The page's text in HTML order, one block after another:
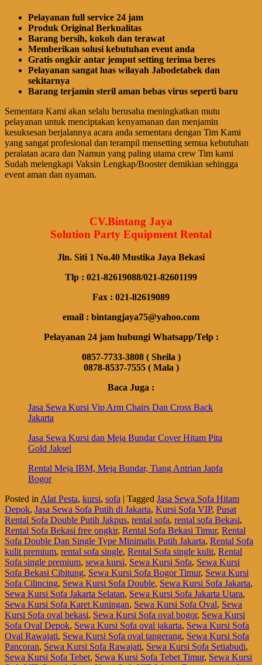
Pelayanan full service 24 jam
Produk Original Berkualitas
Barang bersih, kokoh dan terawat
Memberikan solusi kebutuhan event anda
Gratis ongkir antar jemput setting terima beres
Pelayanan sangat luas wilayah Jabodetabek dan
sekitarnya
Barang terjamin steril aman bebas virus seperti baru
Sementara Kami akan selalu berusaha meningkatkan mutu
pelayanan untuk menciptakan kenyamanan dan menjamin
kesuksesan berjalannya acara anda sementara dengan Tim Kami
yang sangat profesional dan terampil mensetting semua kebutuhan
peralatan acara dan Namun yang paling utama crew Tim kami
Sudah melengkapi Vaksin Lengkap/Booster demikian sehingga
event aman dan nyaman.
CV.Bintang Jaya
Solution Party Equipment Rental
Jln. Siti 1 No.40 Mustika Jaya Bekasi
Tlp : 021-82619088/021-82601199
Fax : 021-82619089
email : bintangjaya75@yahoo.com
Pelayanan 24 jam hubungi Whatsapp/Telp :
0857-7733-3808 ( Sheila )
0878-8537-7555 ( Mala )
Baca Juga :
Jasa Sewa Kursi Vip Arm Chairs Dan Cross Back
Jakarta
Jasa Sewa Kursi dan Meja Bundar Cover Hitam Pita
Gold Jaksel
Rental Meja IBM, Meja Bundar, Tiang Antrian Japfa
Bogor
Posted in Alat Pesta, kursi, sofa | Tagged Jasa Sewa Sofa Hitam
Depok, Jasa Sewa Sofa Putih di Jakarta, Kursi Sofa VIP, Pusat
Rental Sofa Double Putih Jakpus, rental sofa, rental sofa Bekasi,
Rental Sofa Bekasi free ongkir, Rental Sofa Bekasi Timur, Rental
Sofa Double Dan Single Type Minimalis Putih Jakarta, Rental Sofa
kulit premium, rental sofa single, Rental Sofa single kulit, Rental
Sofa single premium, sewa kursi, Sewa Kursi Sofa, Sewa Kursi
Sofa Bekasi Cibitung, Sewa Kursi Sofa Bogor Timur, Sewa Kursi
Sofa Cilincing, Sewa Kursi Sofa Double, Sewa Kursi Sofa Jakarta,
Sewa Kursi Sofa Jakarta Selatan, Sewa Kursi Sofa Jakarta Utara,
Sewa Kursi Sofa Karet Kuningan, Sewa Kursi Sofa Oval, Sewa
Kursi Sofa oval bekasi, Sewa Kursi Sofa oval bogor, Sewa Kursi
Sofa Oval Depok, Sewa Kursi Sofa oval jakarta, Sewa Kursi Sofa
Oval Rawajati, Sewa Kursi Sofa oval tangerang, Sewa Kursi Sofa
Pancoran, Sewa Kursi Sofa Rawajati, Sewa Kursi Sofa Setiabudi,
Sewa Kursi Sofa Tebet, Sewa Kursi Sofa Tebet Timur, Sewa Kursi